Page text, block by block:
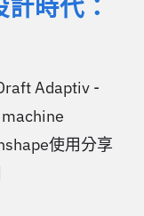
時代：
Adaptiv -
使用分享